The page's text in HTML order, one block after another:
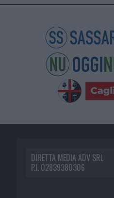
DIRETTA MEDIA ADV SRL
P.I. 02839380306